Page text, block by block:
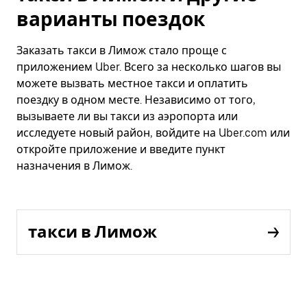
варианты поездок
Заказать такси в Лимож стало проще с
приложением Uber. Всего за несколько шагов вы
можете вызвать местное такси и оплатить
поездку в одном месте. Независимо от того,
вызываете ли вы такси из аэропорта или
исследуете новый район, войдите на Uber.com или
откройте приложение и введите пункт
назначения в Лимож.
такси в Лимож